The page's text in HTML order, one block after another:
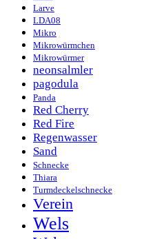
Larve
LDA08
Mikro
Mikrowürmchen
Mikrowürmer
neonsalmler
pagodula
Panda
Red Cherry
Red Fire
Regenwasser
Sand
Schnecke
Thiara
Turmdeckelschnecke
Verein
Wels